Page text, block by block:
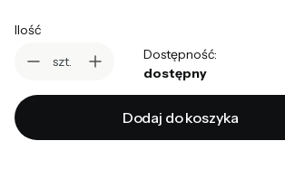
Ilość
szt.
Dostępność:
dostępny
Dodaj do koszyka